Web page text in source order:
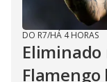
DO R7/HÁ 4 HORAS
Eliminado